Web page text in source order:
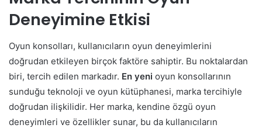
Deneyimine Etkisi
Oyun konsolları, kullanıcıların oyun deneyimlerini
doğrudan etkileyen birçok faktöre sahiptir. Bu noktalardan
biri, tercih edilen markadır. En yeni oyun konsollarının
sunduğu teknoloji ve oyun kütüphanesi, marka tercihiyle
doğrudan ilişkilidir. Her marka, kendine özgü oyun
deneyimleri ve özellikler sunar, bu da kullanıcıların